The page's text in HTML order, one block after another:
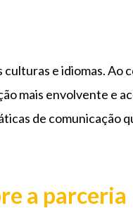
e idiomas. Ao
mais envolvente e
de comunicação
a parceria